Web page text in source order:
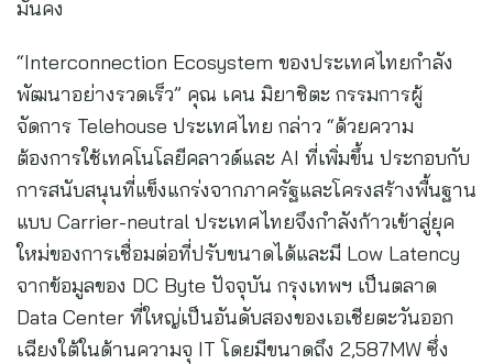
มั่นคง
“Interconnection Ecosystem ของประเทศไทยกำลัง
พัฒนาอย่างรวดเร็ว” คุณ เคน มิยาชิตะ กรรมการผู้
จัดการ Telehouse ประเทศไทย กล่าว “ด้วยความ
ต้องการใช้เทคโนโลยีคลาวด์และ AI ที่เพิ่มขึ้น ประกอบกับ
การสนับสนุนที่แข็งแกร่งจากภาครัฐและโครงสร้างพื้นฐาน
แบบ Carrier-neutral ประเทศไทยจึงกำลังก้าวเข้าสู่ยุค
ใหม่ของการเชื่อมต่อที่ปรับขนาดได้และมี Low Latency
จากข้อมูลของ DC Byte ปัจจุบัน กรุงเทพฯ เป็นตลาด
Data Center ที่ใหญ่เป็นอันดับสองของเอเชียตะวันออก
เฉียงใต้ในด้านความจุ IT โดยมีขนาดถึง 2,587MW ซึ่ง